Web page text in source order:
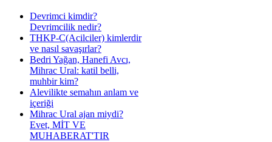
Devrimci kimdir?
Devrimcilik nedir?
THKP-C(Acilciler) kimlerdir
ve nasıl savaşırlar?
Bedri Yağan, Hanefi Avcı,
Mihrac Ural: katil belli,
muhbir kim?
Alevilikte semahın anlam ve
içeriği
Mihrac Ural ajan miydi?
Evet, MİT VE
MUHABERAT'TIR